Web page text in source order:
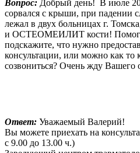
Вопрос: Добрый день! В июле
сорвался с крыши, при падении
лежал в двух больницах г.
и ОСТЕОМЕИЛИТ кости!
подскажите, что нужно
консультации, или можно как то
созвониться? Очень жду Вашего
Ответ: Уважаемый Валерий!
Вы можете приехать на
с 9.00 до 13.00 ч.)